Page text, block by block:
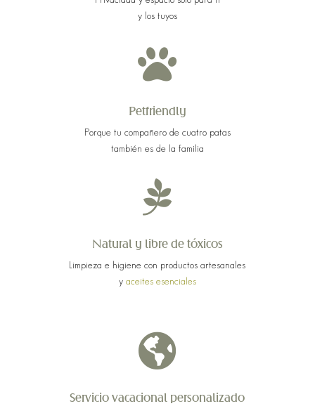
y los tuyos

Petfriendly
Porque tu compañero de cuatro patas
también es de la familia

Natural y libre de tóxicos
Limpieza e higiene con productos artesanales
y aceites esenciales

Servicio vacacional personalizado